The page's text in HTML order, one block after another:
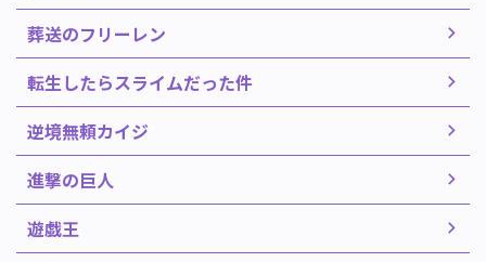
葬送のフリーレン
転生したらスライムだった件
逆境無頼カイジ
進撃の巨人
遊戯王